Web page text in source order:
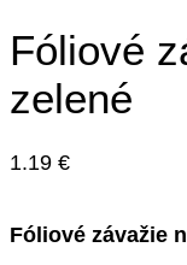
Fóliové
zelené
1.19 €
Fóliové závažie